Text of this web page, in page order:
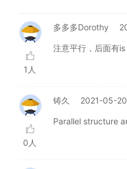
1人
多多多Dorothy
注意平行，后面有
0人
铸久 2021-05-
Parallel structure